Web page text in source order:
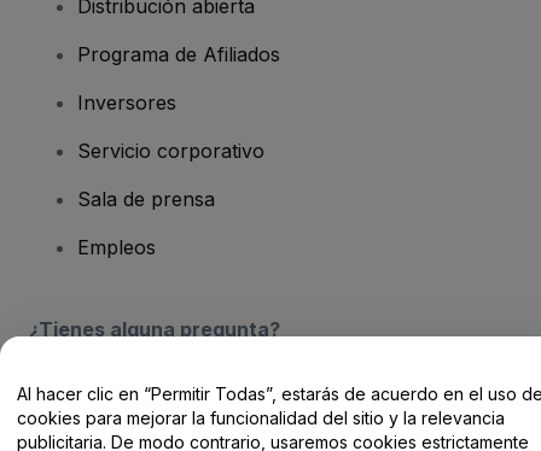
Distribución abierta
Programa de Afiliados
Inversores
Servicio corporativo
Sala de prensa
Empleos
¿Tienes alguna pregunta?
Centro de Ayuda / Contacto
Al hacer clic en “Permitir Todas”, estarás de acuerdo en el uso
cookies para mejorar la funcionalidad del sitio y la relevancia
publicitaria. De modo contrario, usaremos cookies estrictamente